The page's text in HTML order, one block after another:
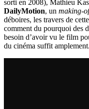
sorti en 2008), Mathieu
DailyMotion, un making-of
déboires, les travers de
comment du pourquoi des
besoin d’avoir vu le film
du cinéma suffit